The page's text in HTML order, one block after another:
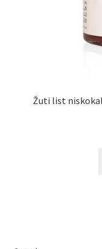
Žuti list